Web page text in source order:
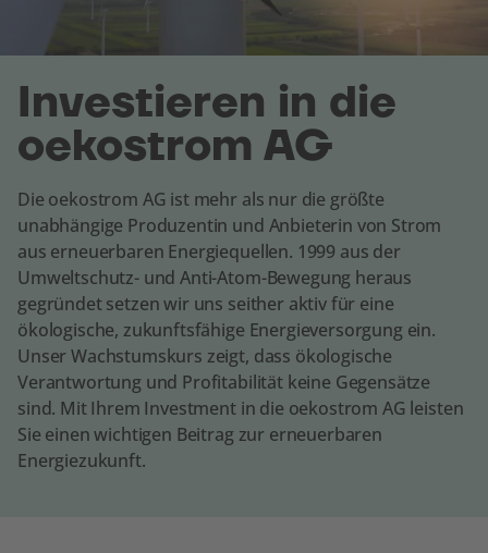
Investieren in die
oekostrom AG
Die oekostrom AG ist mehr als nur die größte
unabhängige Produzentin und Anbieterin von Strom
aus erneuerbaren Energiequellen. 1999 aus der
Umweltschutz- und Anti-Atom-Bewegung heraus
gegründet setzen wir uns seither aktiv für eine
ökologische, zukunftsfähige Energieversorgung ein.
Unser Wachstumskurs zeigt, dass ökologische
Verantwortung und Profitabilität keine Gegensätze
sind. Mit Ihrem Investment in die oekostrom AG leisten
Sie einen wichtigen Beitrag zur erneuerbaren
Energiezukunft.